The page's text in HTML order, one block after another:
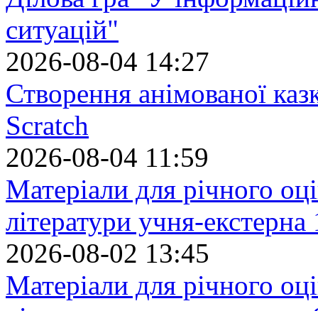
ситуацій"
2026-08-04 14:27
Створення анімованої
Scratch
2026-08-04 11:59
Матеріали для річного
літератури учня-екстерна
2026-08-02 13:45
Матеріали для річного